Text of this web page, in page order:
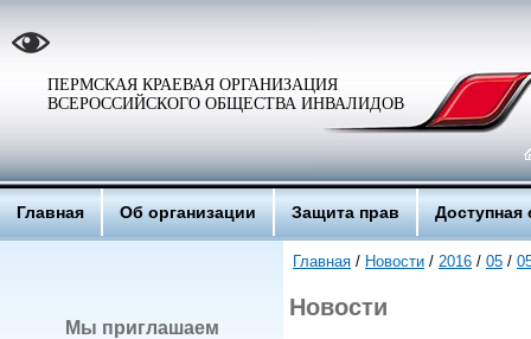
ПЕРМСКАЯ КРАЕВАЯ ОРГАНИЗАЦИЯ
ВСЕРОССИЙСКОГО ОБЩЕСТВА ИНВАЛИДОВ
Главная Об организации Защита прав Доступная
Мы приглашаем
Главная / Новости / 2016 / 05 /
Новости